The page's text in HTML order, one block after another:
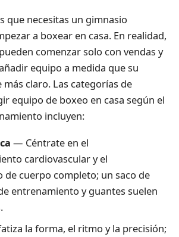
que necesitas un gimnasio
a boxear en casa. En realidad,
comenzar solo con vendas y
equipo a medida que su
más claro. Las categorías de
equipo de boxeo en casa según el
incluyen:
— Céntrate en el
cardiovascular y el
de cuerpo completo; un saco de
entrenamiento y guantes suelen
la forma, el ritmo y la precisión;